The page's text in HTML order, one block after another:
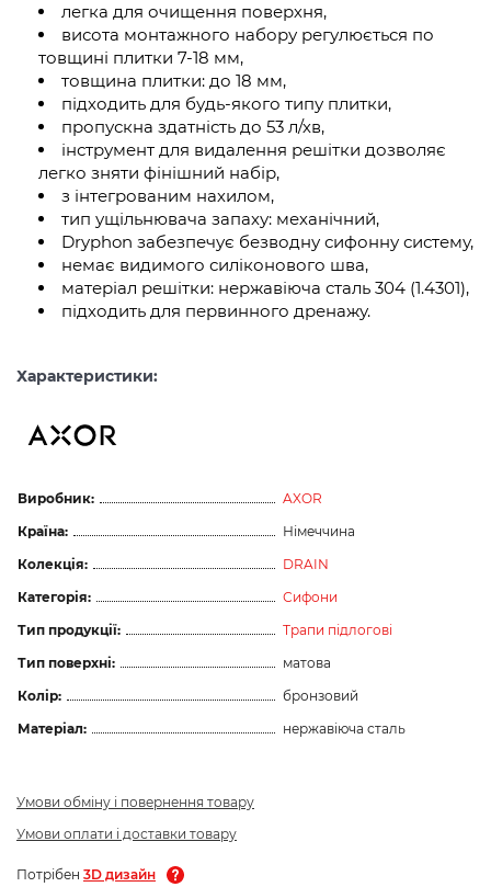
легка для очищення поверхня,
висота монтажного набору регулюється по
товщині плитки 7-18 мм,
товщина плитки: до 18 мм,
підходить для будь-якого типу плитки,
пропускна здатність до 53 л/хв,
інструмент для видалення решітки дозволяє
легко зняти фінішний набір,
з інтегрованим нахилом,
тип ущільнювача запаху: механічний,
Dryphon забезпечує безводну сифонну систему,
немає видимого силіконового шва,
матеріал решітки: нержавіюча сталь 304 (1.4301),
підходить для первинного дренажу.
Характеристики:
Виробник:
AXOR
Країна:
Німеччина
Колекція:
DRAIN
Категорія:
Сифони
Тип продукції:
Трапи підлогові
Тип поверхні:
матова
Колір:
бронзовий
Матеріал:
нержавіюча сталь
Умови обміну і повернення товару
Умови оплати і доставки товару
Потрібен 3D дизайн